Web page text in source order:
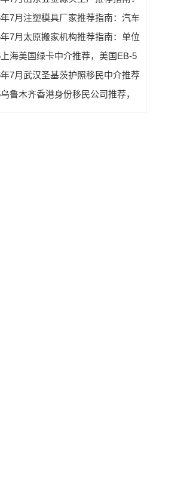
！
饰，三金，足金999，金公司优
7月注塑模具厂家推荐指南：汽车
具，空调注塑模具，摩托车注塑
公司优选！
7月太原搬家机构推荐指南：单位
上门搬家，居民搬家，长途搬家
海美国绿卡中介推荐，美国EB-5
美国EB-1A办理，美国NIW办
7月武汉圣基茨护照移民中介推荐
圣基茨PBO公益基金护照申请，
鲁木齐香港身份移民公司推荐，